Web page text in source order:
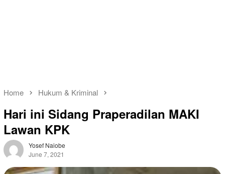
Home Hukum & Kriminal
Hari ini Sidang Praperadilan MAKI
Lawan KPK
Yosef Naiobe
June 7, 2021